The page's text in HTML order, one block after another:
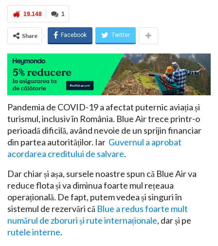
1
19.148
Share Facebook Twitter
Pandemia de COVID-19 a afectat puternic aviația și
turismul, inclusiv în România. Blue Air trece printr-o
perioadă dificilă, având nevoie de un sprijin financiar
din partea autorităților. Iar Guvernul a aprobat
acordarea creditului de salvare.
Dar chiar și așa, sursele noastre spun că Blue Air va
reduce flota și va diminua foarte mul rețeaua
operațională. De fapt, putem vedea și singuri în
sistemul de rezervări că Blue a redus foarte mult
numărul de zboruri și rute internaționale, dar și pe
rutele interne.